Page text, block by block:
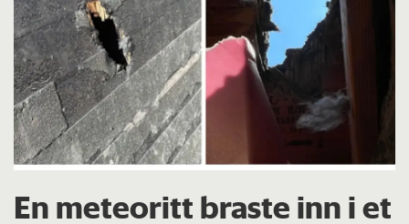
En meteoritt braste inn i et